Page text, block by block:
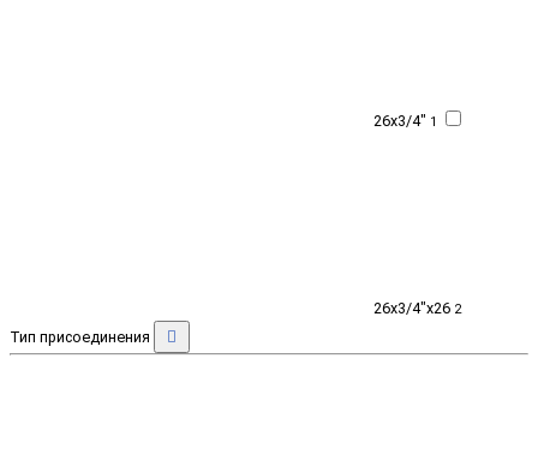
26x3/4" 1
26x3/4"x26 2
Тип присоединения